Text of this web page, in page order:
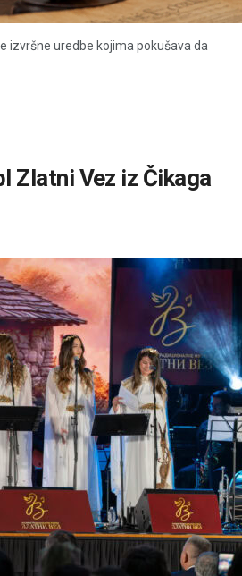
izvršne uredbe kojima pokušava da
Zlatni Vez iz Čikaga